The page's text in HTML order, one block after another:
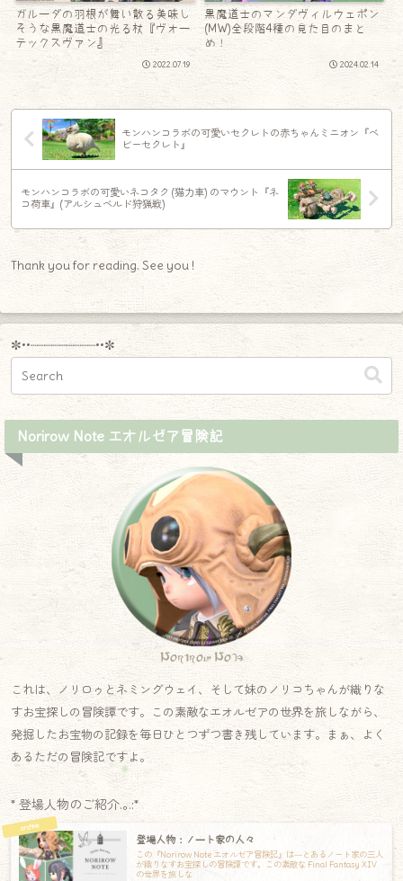
ガルーダの羽根が舞い散る美味し
そうな黒魔道士の光る杖『ヴォー
テックスヴァン』
2022.07.19
黒魔道士のマンダヴィルウェポン
(MW)全段階4種の見た目のまと
め！
2024.02.14
モンハンコラボの可愛いセクレトの赤ちゃんミニオン『ベ
ビーセクレト』
モンハンコラボの可愛いネコタク (猫力車) のマウント『ネ
コ荷車』(アルシュベルド狩猟戦)
Thank you for reading. See you !
✼••┈┈┈┈┈┈┈┈┈••✼
Norirow Note エオルゼア冒険記
Norirow Note
これは、ノリロゥとネミングウェイ、そして妹のノリコちゃんが織りな
すお宝探しの冒険譚です。この素敵なエオルゼアの世界を旅しながら、
発掘したお宝物の記録を毎日ひとつずつ書き残しています。まぁ、よく
あるただの冒険記ですよ。
* 登場人物のご紹介.｡.:*
登場人物：ノート家の人々
この『Norirow Note エオルゼア冒険記』は―とあるノート家の三人
が織りなすお宝探しの冒険譚です。この素敵な Final Fantasy XIV
の世界を旅しな